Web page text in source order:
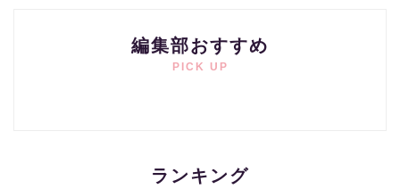
編集部おすすめ
PICK UP
ランキング